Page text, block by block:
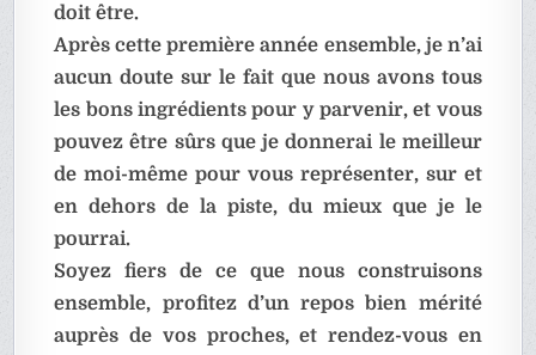
doit être.
Après cette première année ensemble, je n’ai
aucun doute sur le fait que nous avons tous
les bons ingrédients pour y parvenir, et vous
pouvez être sûrs que je donnerai le meilleur
de moi-même pour vous représenter, sur et
en dehors de la piste, du mieux que je le
pourrai.
Soyez fiers de ce que nous construisons
ensemble, profitez d’un repos bien mérité
auprès de vos proches, et rendez-vous en